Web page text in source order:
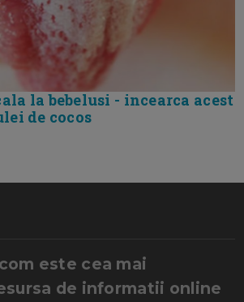
la bebelusi - incearca acest
de cocos
este cea mai
de informatii online